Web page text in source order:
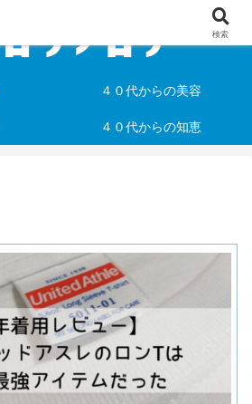
４０代からの美容
４０代からの知恵
検索